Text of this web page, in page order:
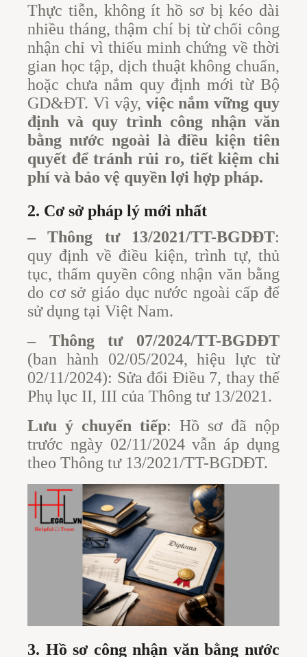
Thực tiễn, không ít hồ sơ bị kéo dài
nhiều tháng, thậm chí bị từ chối công
nhận chỉ vì thiếu minh chứng về thời
gian học tập, dịch thuật không chuẩn,
hoặc chưa nắm quy định mới từ Bộ
GD&ĐT. Vì vậy, việc nắm vững quy
định và quy trình công nhận văn
bằng nước ngoài là điều kiện tiên
quyết để tránh rủi ro, tiết kiệm chi
phí và bảo vệ quyền lợi hợp pháp.
2. Cơ sở pháp lý mới nhất
– Thông tư 13/2021/TT-BGDĐT:
quy định về điều kiện, trình tự, thủ
tục, thẩm quyền công nhận văn bằng
do cơ sở giáo dục nước ngoài cấp để
sử dụng tại Việt Nam.
– Thông tư 07/2024/TT-BGDĐT
(ban hành 02/05/2024, hiệu lực từ
02/11/2024): Sửa đổi Điều 7, thay thế
Phụ lục II, III của Thông tư 13/2021.
Lưu ý chuyển tiếp: Hồ sơ đã nộp
trước ngày 02/11/2024 vẫn áp dụng
theo Thông tư 13/2021/TT-BGDĐT.
3. Hồ sơ công nhận văn bằng nước